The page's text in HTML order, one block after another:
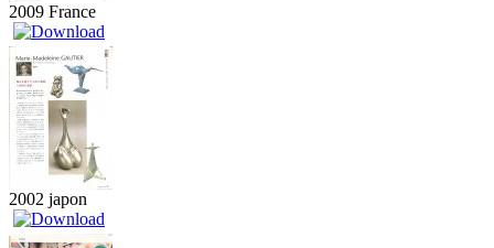
2009 France
2002 japon